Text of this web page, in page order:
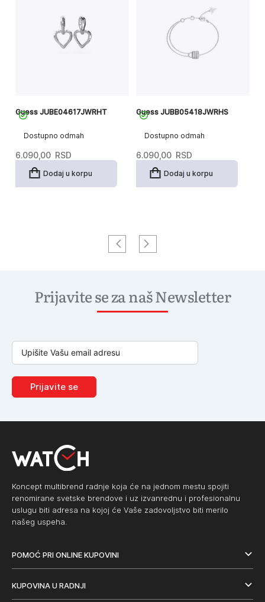
Dostupno odmah
Guess JUBE04617JWRHT
6.090,00 RSD
Dodaj u korpu
Dostupno odmah
Guess JUBB05418JWRHS
6.090,00 RSD
Dodaj u korpu
Prijavite se za naš Newsletter
Prijavite se
Koncept multibrend radnje koja će na jednom mestu spojiti
renomirane svetske brendove i uz izvanrednu i profesionalnu
uslugu biti adresa na kojoj će Vaše zadovoljstvo biti merilo
našeg uspeha.
POMOĆ PRI ONLINE KUPOVINI
KUPOVINA U RADNJI